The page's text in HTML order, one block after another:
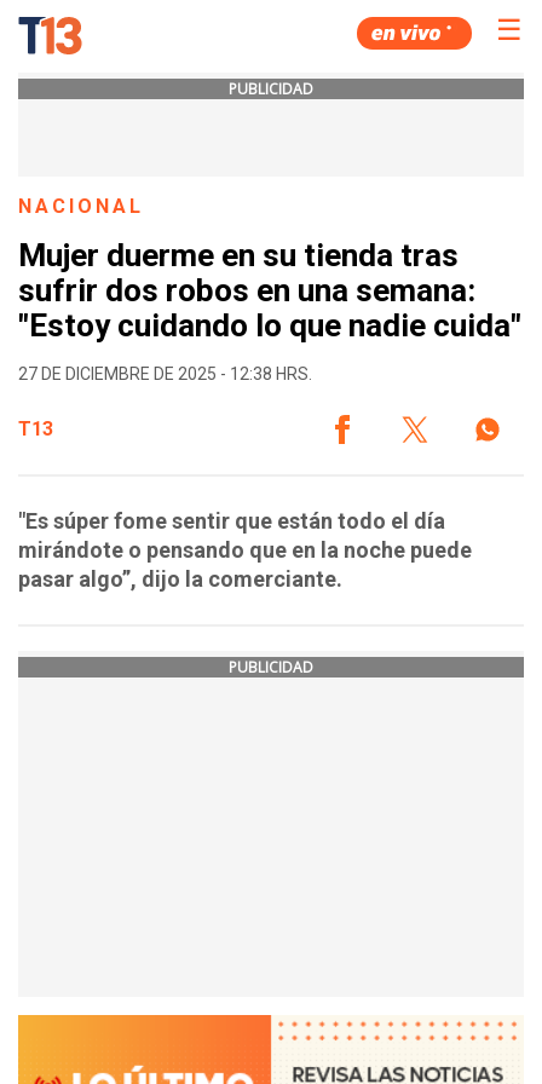
☰
PUBLICIDAD
NACIONAL
Mujer duerme en su tienda tras
sufrir dos robos en una semana:
"Estoy cuidando lo que nadie cuida"
27 DE DICIEMBRE DE 2025 - 12:38 HRS.
T13
"Es súper fome sentir que están todo el día
mirándote o pensando que en la noche puede
pasar algo”, dijo la comerciante.
PUBLICIDAD